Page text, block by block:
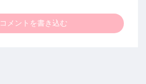
コメントを書き込む